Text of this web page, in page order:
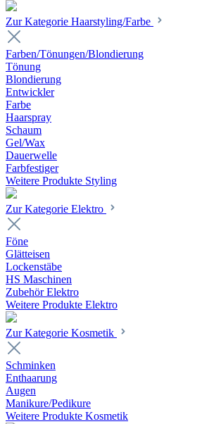
Zur Kategorie Haarstyling/Farbe
Farben/Tönungen/Blondierung
Tönung
Blondierung
Entwickler
Farbe
Haarspray
Schaum
Gel/Wax
Dauerwelle
Farbfestiger
Weitere Produkte Styling
Zur Kategorie Elektro
Föne
Glätteisen
Lockenstäbe
HS Maschinen
Zubehör Elektro
Weitere Produkte Elektro
Zur Kategorie Kosmetik
Schminken
Enthaarung
Augen
Manikure/Pedikure
Weitere Produkte Kosmetik